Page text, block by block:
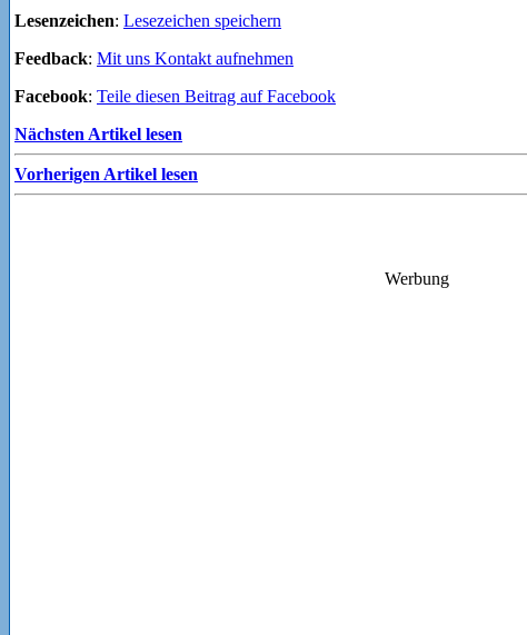
Lesenzeichen: Lesezeichen speichern
Feedback: Mit uns Kontakt aufnehmen
Facebook: Teile diesen Beitrag auf Facebook
Nächsten Artikel lesen
Vorherigen Artikel lesen
Werbung